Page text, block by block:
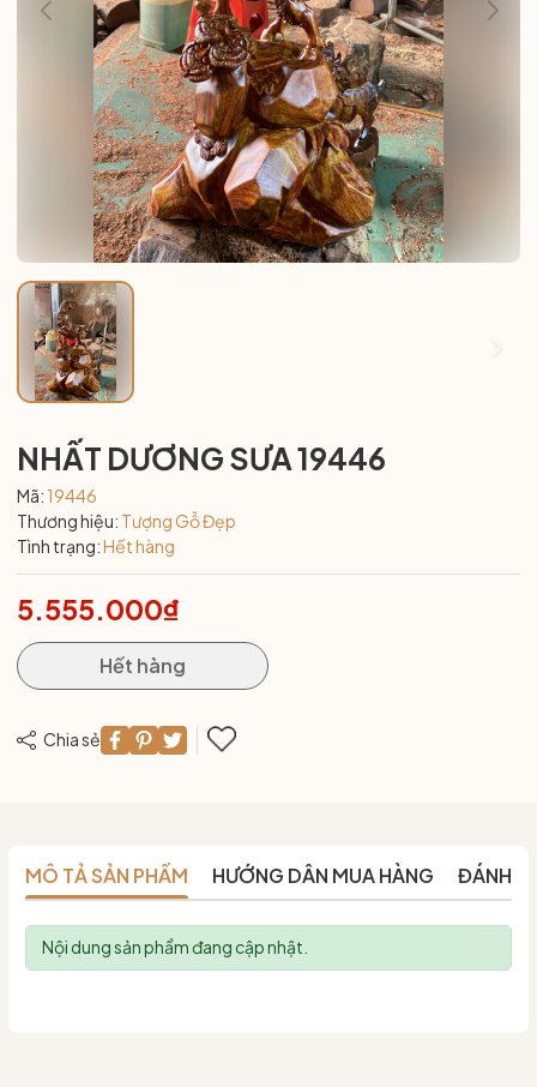
NHẤT DƯƠNG SƯA 19446
Mã: 19446
Thương hiệu: Tượng Gỗ Đẹp
Tình trạng:Hết hàng
5.555.000₫
Hết hàng
Chia sẻ
MÔ TẢ SẢN PHẨM HƯỚNG DẪN MUA HÀNG ĐÁNH
Nội dung sản phẩm đang cập nhật.